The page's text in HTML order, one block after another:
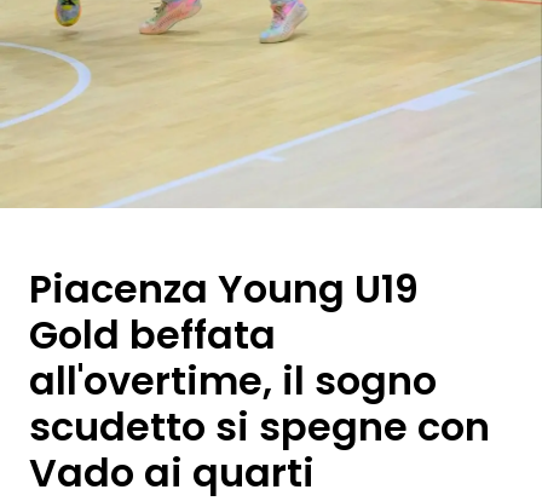
Piacenza Young U19
Gold beffata
all'overtime, il sogno
scudetto si spegne con
Vado ai quarti